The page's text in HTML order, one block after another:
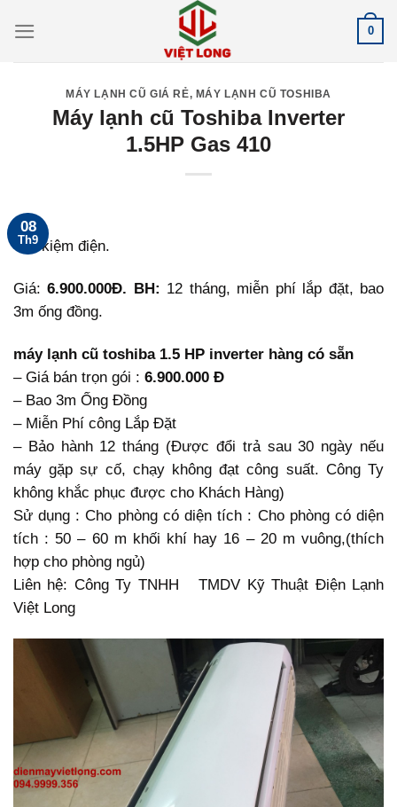
0
MÁY LẠNH CŨ GIÁ RẺ, MÁY LẠNH CŨ TOSHIBA
Máy lạnh cũ Toshiba Inverter
1.5HP Gas 410
08
Th9
Tiết kiệm điện.
Giá:6.900.000Đ. BH: 12 tháng, miễn phí lắp đặt, bao
3m ống đồng.
máy lạnh cũ toshiba 1.5 HP inverter hàng có sẵn
– Giá bán trọn gói : 6.900.000 Đ
– Bao 3m Ống Đồng
– Miễn Phí công Lắp Đặt
– Bảo hành 12 tháng (Được đổi trả sau 30 ngày nếu
máy gặp sự cố, chạy không đạt công suất. Công Ty
không khắc phục được cho Khách Hàng)
Sử dụng : Cho phòng có diện tích : Cho phòng có diện
tích : 50 – 60 m khối khí hay 16 – 20 m vuông,(thích
hợp cho phòng ngủ)
Liên hệ: Công Ty TNHH TMDV Kỹ Thuật Điện Lạnh
Việt Long